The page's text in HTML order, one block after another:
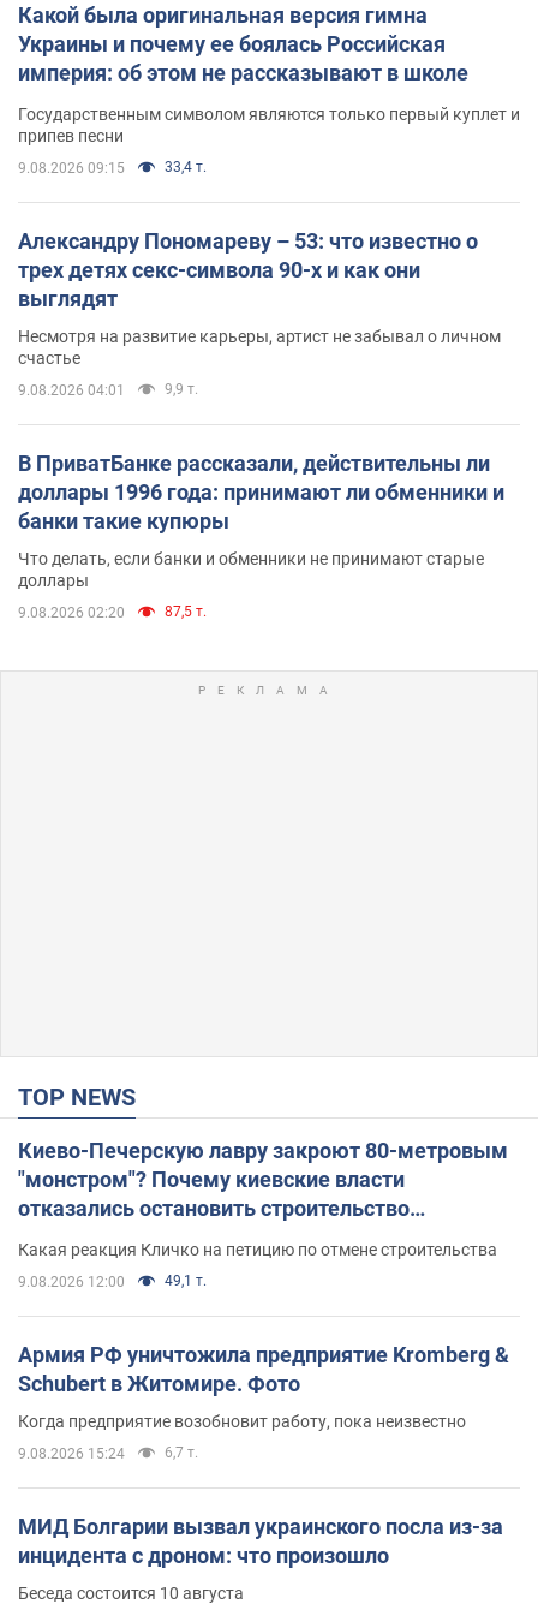
Какой была оригинальная версия гимна
Украины и почему ее боялась Российская
империя: об этом не рассказывают в школе
Государственным символом являются только первый куплет и
припев песни
9.08.2026 09:15 33,4 т.
Александру Пономареву – 53: что известно о
трех детях секс-символа 90-х и как они
выглядят
Несмотря на развитие карьеры, артист не забывал о личном
счастье
9.08.2026 04:01 9,9 т.
В ПриватБанке рассказали, действительны ли
доллары 1996 года: принимают ли обменники и
банки такие купюры
Что делать, если банки и обменники не принимают старые
доллары
9.08.2026 02:20 87,5 т.
TOP NEWS
Киево-Печерскую лавру закроют 80-метровым
"монстром"? Почему киевские власти
отказались остановить строительство
Какая реакция Кличко на петицию по отмене строительства
9.08.2026 12:00 49,1 т.
Армия РФ уничтожила предприятие Kromberg &
Schubert в Житомире. Фото
Когда предприятие возобновит работу, пока неизвестно
9.08.2026 15:24 6,7 т.
МИД Болгарии вызвал украинского посла из-за
инцидента с дроном: что произошло
Беседа состоится 10 августа